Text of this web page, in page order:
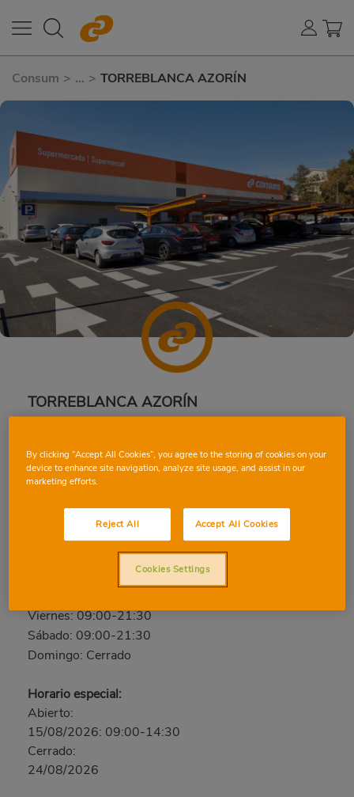
Consum > ... > TORREBLANCA AZORÍN
TORREBLANCA AZORÍN
CASTELLON
Teléfono: 96 442 00 54
Cerrado
Lunes: 09:00-21:30
Martes: 09:00-21:30
Miércoles: 09:00-21:30
Viernes: 09:00-21:30
Sábado: 09:00-21:30
Domingo: Cerrado
Horario especial:
Abierto:
15/08/2026: 09:00-14:30
Cerrado:
24/08/2026
By clicking “Accept All Cookies”, you agree to the storing of cookies on your
device to enhance site navigation, analyze site usage, and assist in our
marketing efforts.
Reject All Accept All Cookies
Cookies Settings